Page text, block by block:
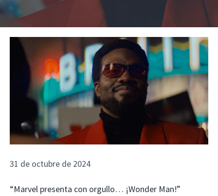
31 de octubre de 2024
“Marvel presenta con orgullo… ¡Wonder Man!”